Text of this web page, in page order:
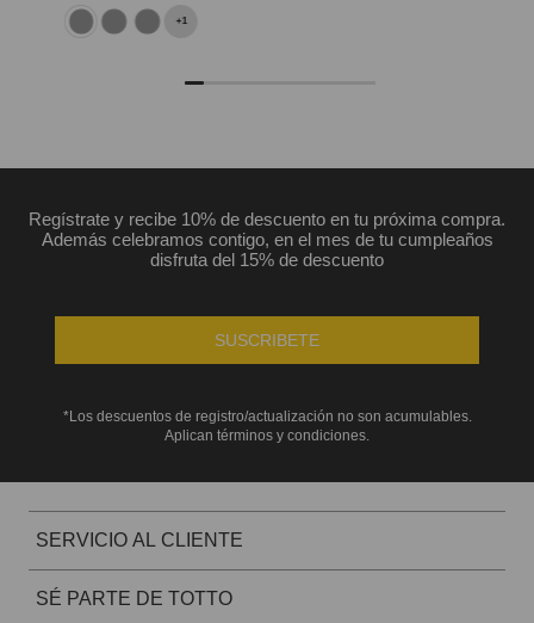
+1
Regístrate y recibe 10% de descuento en tu próxima compra.
Además celebramos contigo, en el mes de tu cumpleaños
disfruta del 15% de descuento
SUSCRIBETE
*Los descuentos de registro/actualización no son acumulables.
Aplican términos y condiciones.
SERVICIO AL CLIENTE
SÉ PARTE DE TOTTO